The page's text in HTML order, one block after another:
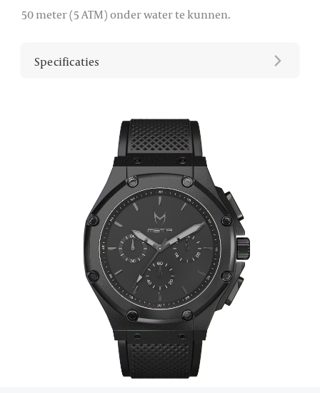
50 meter (5 ATM) onder water te kunnen.
Specificaties